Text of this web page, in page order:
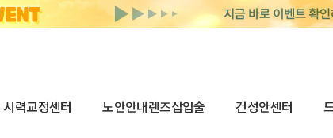
시력교정센터 노안안내렌즈삽입술 건성안센터